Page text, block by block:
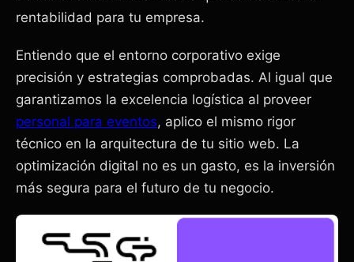
rentabilidad para tu empresa.
Entiendo que el entorno corporativo exige
precisión y estrategias comprobadas. Al igual que
garantizamos la excelencia logística al proveer
personal para eventos, aplico el mismo rigor
técnico en la arquitectura de tu sitio web. La
optimización digital no es un gasto, es la inversión
más segura para el futuro de tu negocio.